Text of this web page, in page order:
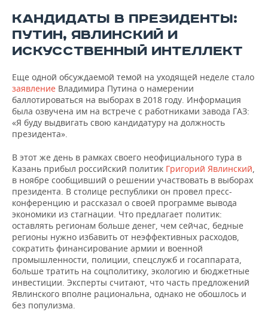
КАНДИДАТЫ В ПРЕЗИДЕНТЫ:
ПУТИН, ЯВЛИНСКИЙ И
ИСКУССТВЕННЫЙ ИНТЕЛЛЕКТ
Еще одной обсуждаемой темой на уходящей неделе стало
заявление Владимира Путина о намерении
баллотироваться на выборах в 2018 году. Информация
была озвучена им на встрече с работниками завода ГАЗ:
«Я буду выдвигать свою кандидатуру на должность
президента».
В этот же день в рамках своего неофициального тура в
Казань прибыл российский политик Григорий Явлинский,
в ноябре сообщивший о решении участвовать в выборах
президента. В столице республики он провел пресс-
конференцию и рассказал о своей программе вывода
экономики из стагнации. Что предлагает политик:
оставлять регионам больше денег, чем сейчас, бедные
регионы нужно избавить от неэффективных расходов,
сократить финансирование армии и военной
промышленности, полиции, спецслужб и госаппарата,
больше тратить на соцполитику, экологию и бюджетные
инвестиции. Эксперты считают, что часть предложений
Явлинского вполне рациональна, однако не обошлось и
без популизма.